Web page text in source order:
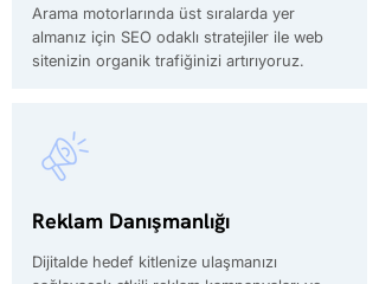
Arama motorlarında üst sıralarda yer
almanız için SEO odaklı stratejiler ile web
sitenizin organik trafiğinizi artırıyoruz.
Reklam Danışmanlığı
Dijitalde hedef kitlenize ulaşmanızı